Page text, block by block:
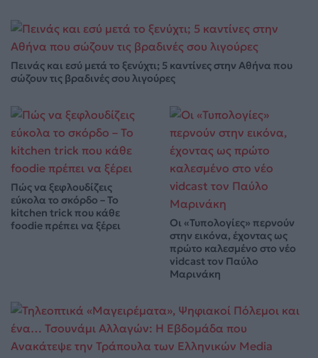
Πεινάς και εσύ μετά το ξενύχτι; 5 καντίνες στην Αθήνα που
σώζουν τις βραδινές σου λιγούρες
Πώς να ξεφλουδίζεις
εύκολα το σκόρδο – Το
kitchen trick που κάθε
foodie πρέπει να ξέρει
Οι «Τυπολογίες» περνούν
στην εικόνα, έχοντας ως
πρώτο καλεσμένο στο νέο
vidcast τον Παύλο
Μαρινάκη